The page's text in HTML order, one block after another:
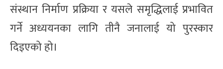
संस्थान निर्माण प्रक्रिया र यसले समृद्धिलाई प्रभावित
गर्ने अध्ययनका लागि तीनै जनालाई यो पुरस्कार
दिइएको हो।